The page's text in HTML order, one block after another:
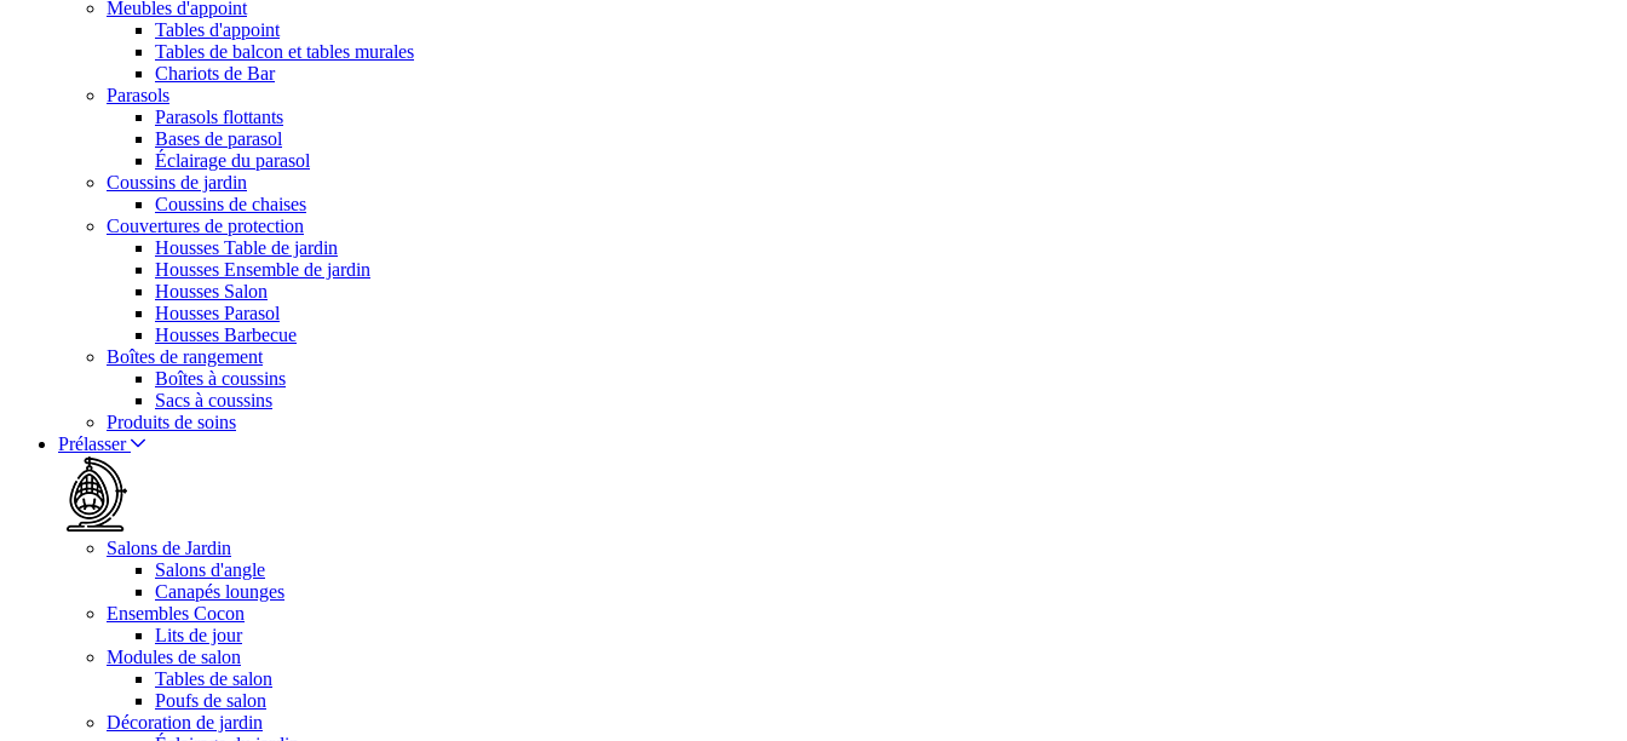
Meubles d'appoint
Tables d'appoint
Tables de balcon et tables murales
Chariots de Bar
Parasols
Parasols flottants
Bases de parasol
Éclairage du parasol
Coussins de jardin
Coussins de chaises
Couvertures de protection
Housses Table de jardin
Housses Ensemble de jardin
Housses Salon
Housses Parasol
Housses Barbecue
Boîtes de rangement
Boîtes à coussins
Sacs à coussins
Produits de soins
Prélasser
Salons de Jardin
Salons d'angle
Canapés lounges
Ensembles Cocon
Lits de jour
Modules de salon
Tables de salon
Poufs de salon
Décoration de jardin